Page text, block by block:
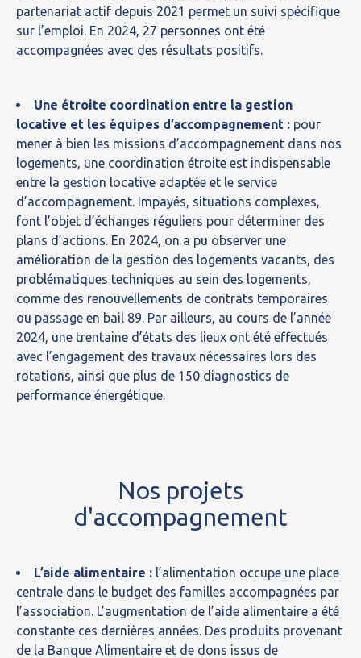
partenariat actif depuis 2021 permet un suivi spécifique
sur l’emploi. En 2024, 27 personnes ont été
accompagnées avec des résultats positifs.
Une étroite coordination entre la gestion
locative et les équipes d’accompagnement : pour
mener à bien les missions d’accompagnement dans nos
logements, une coordination étroite est indispensable
entre la gestion locative adaptée et le service
d’accompagnement. Impayés, situations complexes,
font l’objet d’échanges réguliers pour déterminer des
plans d’actions. En 2024, on a pu observer une
amélioration de la gestion des logements vacants, des
problématiques techniques au sein des logements,
comme des renouvellements de contrats temporaires
ou passage en bail 89. Par ailleurs, au cours de l’année
2024, une trentaine d’états des lieux ont été effectués
avec l’engagement des travaux nécessaires lors des
rotations, ainsi que plus de 150 diagnostics de
performance énergétique.
Nos projets
d'accompagnement
L’aide alimentaire : l’alimentation occupe une place
centrale dans le budget des familles accompagnées par
l’association. L’augmentation de l’aide alimentaire a été
constante ces dernières années. Des produits provenant
de la Banque Alimentaire et de dons issus de